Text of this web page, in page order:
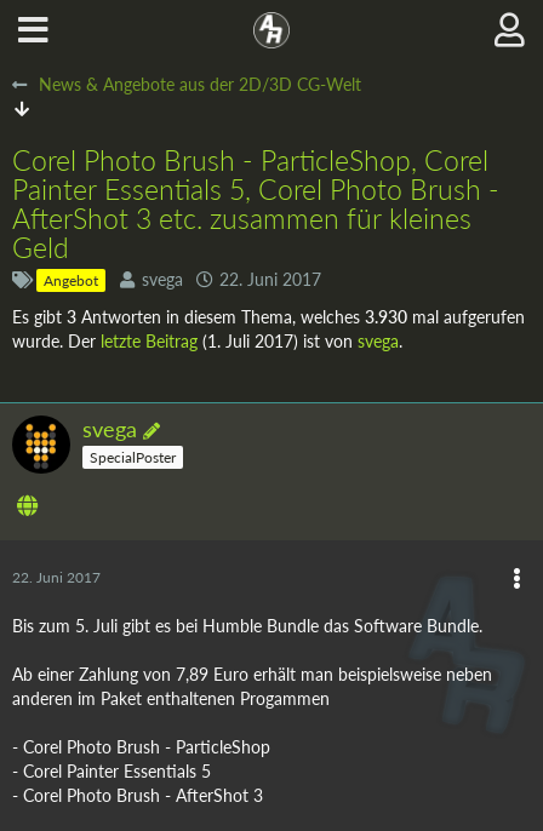
News & Angebote aus der 2D/3D CG-Welt
Corel Photo Brush - ParticleShop, Corel
Painter Essentials 5, Corel Photo Brush -
AfterShot 3 etc. zusammen für kleines
Geld
Angebot svega
22. Juni 2017
Es gibt 3 Antworten in diesem Thema, welches 3.930 mal aufgerufen
wurde. Der letzte Beitrag (1. Juli 2017) ist von svega.
svega
SpecialPoster
22. Juni 2017
Bis zum 5. Juli gibt es bei Humble Bundle das Software Bundle.
Ab einer Zahlung von 7,89 Euro erhält man beispielsweise neben
anderen im Paket enthaltenen Progammen
- Corel Photo Brush - ParticleShop
- Corel Painter Essentials 5
- Corel Photo Brush - AfterShot 3